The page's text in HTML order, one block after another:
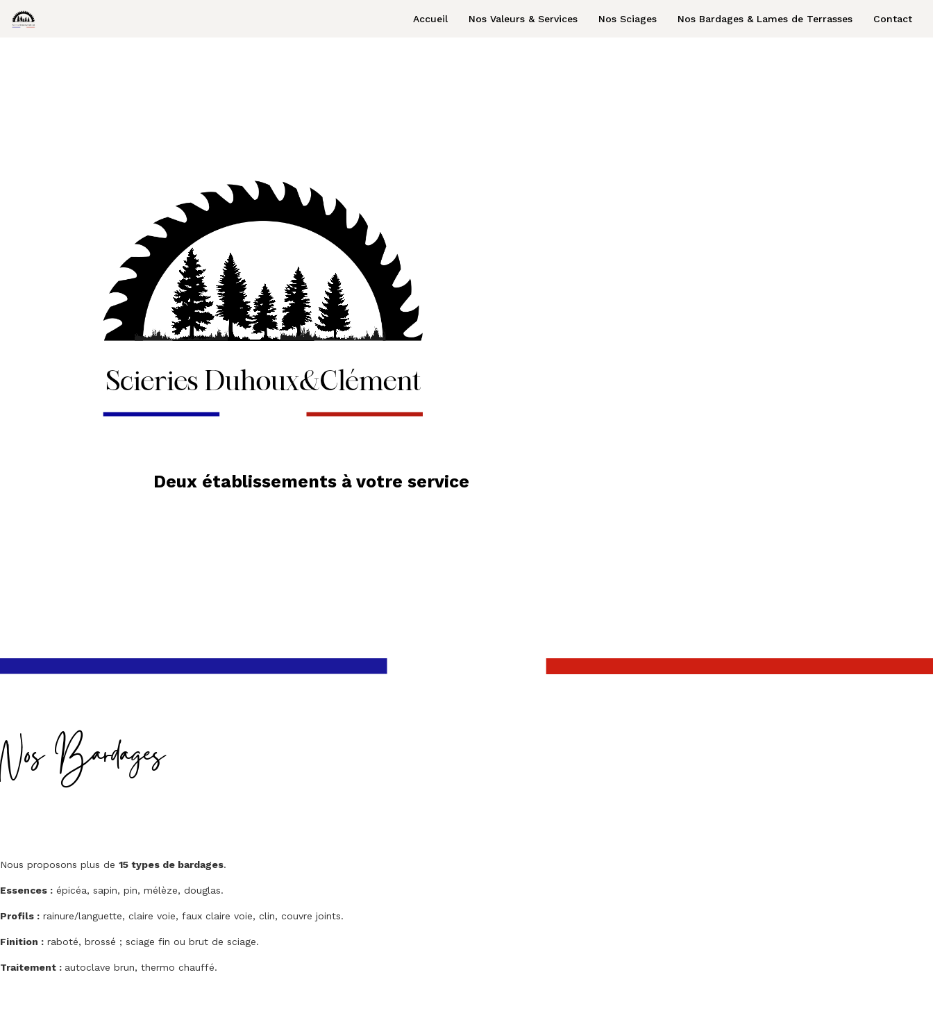
Accueil Nos Valeurs & Services Nos Sciages Nos Bardages & Lames de Terrasses Contact
Deux établissements à votre service
Nos Bardages
Nous proposons plus de 15 types de bardages.
Essences : épicéa, sapin, pin, mélèze, douglas.
Profils : rainure/languette, claire voie, faux claire voie, clin, couvre joints.
Finition : raboté, brossé ; sciage fin ou brut de sciage.
Traitement : autoclave brun, thermo chauffé.